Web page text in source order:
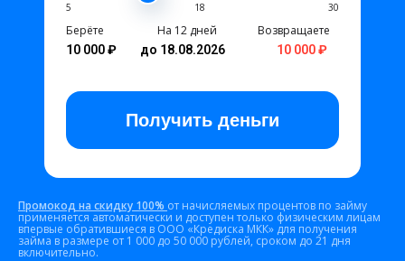
5 18 30
Берёте
10 000 ₽
На 12 дней
до 18.08.2026
Возвращаете
10 000 ₽
Получить деньги
Промокод на скидку 100% от начисляемых процентов по займу
применяется автоматически и доступен только физическим лицам
впервые обратившиеся в ООО «Кредиска МКК» для получения
займа в размере от 1 000 до 50 000 рублей, сроком до 21 дня
включительно.